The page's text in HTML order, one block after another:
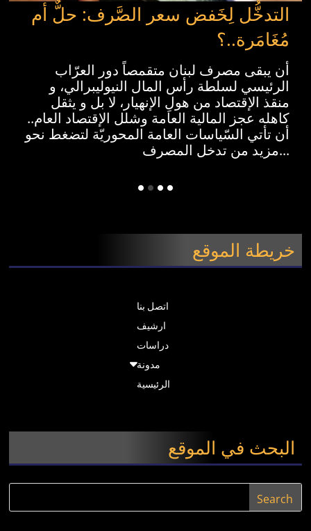
التدخُّل لِخَفض سعر الصَّرف: حلٌّ أم
مُغَامَرة..؟
أن يبقى مصرف لبنان متقمصاً دور العرّاب
الرئيسي لسلطة رأس المال النيوليبرالي، و
منقذ الإقتصاد من هولِ الإنهيار، لا بل و يثقل
كاهله عجز المالية العامة وشلل الإقتصاد العام..
أن تأتي السّياسات العامة المحوريّة لتضغط نحو
مزيد من تدخل المصرف...
خريطة الموقع
اتصل بنا
ارشيف
دراسات
مدونة
الرئيسية
البحث في الموقع